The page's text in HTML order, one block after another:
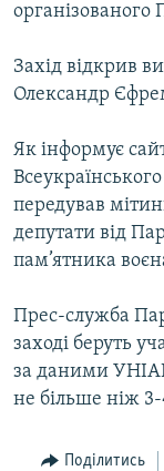
організованого
Захід відкрив
Олександр
Як інформує
передував
депутати від
пам’ятника
Прес-служба
заході беруть
за даними
не більше ніж
Поділитись